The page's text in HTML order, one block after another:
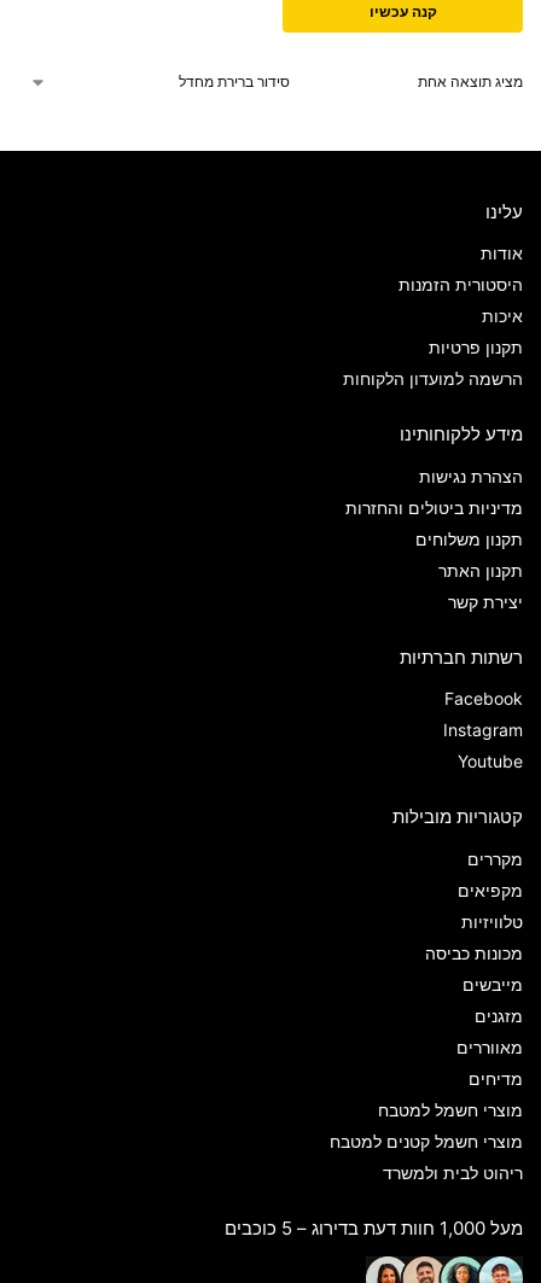
קנה עכשיו
מציג תוצאה אחת
עלינו
אודות
היסטורית הזמנות
איכות
תקנון פרטיות
הרשמה למועדון הלקוחות
מידע ללקוחותינו
הצהרת נגישות
מדיניות ביטולים והחזרות
תקנון משלוחים
תקנון האתר
יצירת קשר
רשתות חברתיות
Facebook
Instagram
Youtube
קטגוריות מובילות
מקררים
מקפיאים
טלוויזיות
מכונות כביסה
מייבשים
מזגנים
מאווררים
מדיחים
מוצרי חשמל למטבח
מוצרי חשמל קטנים למטבח
ריהוט לבית ולמשרד
מעל 1,000 חוות דעת בדירוג – 5 כוכבים